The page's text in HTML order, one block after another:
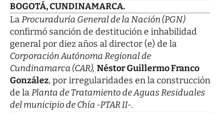
BOGOTÁ, CUNDINAMARCA.
LaProcuraduría General de la Nación (PGN)
confirmó sanción de destitución e inhabilidad
general por diez años al director (e) de la
Corporación Autónoma Regional de
Cundinamarca (CAR), Néstor Guillermo Franco
González, por irregularidades en la construcción
de laPlanta de Tratamiento de Aguas Residuales
del municipio de Chía -PTAR II-.